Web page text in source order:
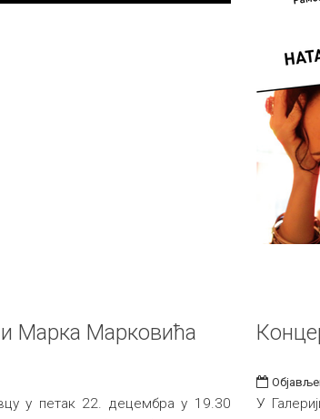
Марка Марковића
у петак 22. децембра у 19.30
У